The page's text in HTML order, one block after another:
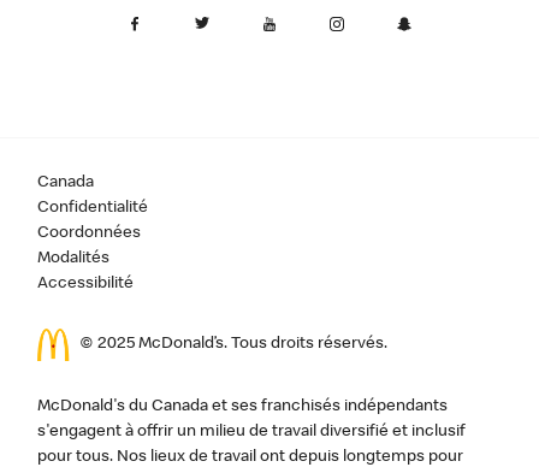
Canada
Confidentialité
Coordonnées
Modalités
Accessibilité
© 2025 McDonald’s. Tous droits réservés.
McDonald's du Canada et ses franchisés indépendants
s'engagent à offrir un milieu de travail diversifié et inclusif
pour tous. Nos lieux de travail ont depuis longtemps pour